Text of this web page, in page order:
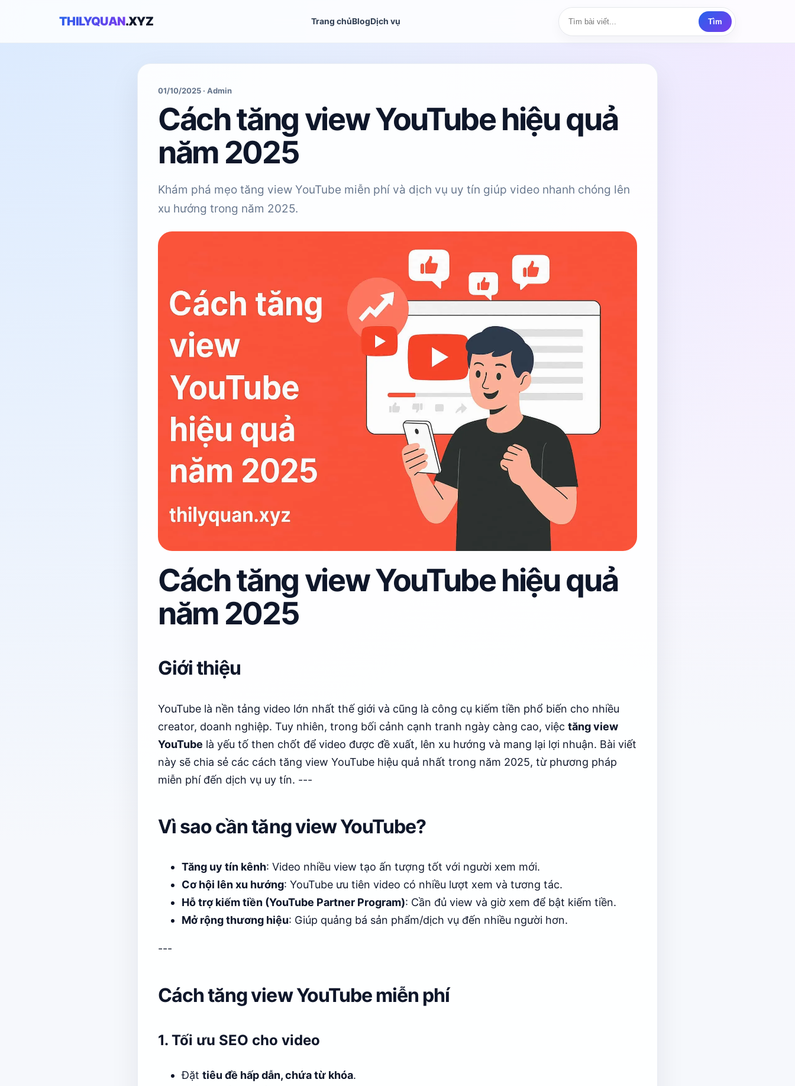
THILYQUAN.XYZ Trang chủBlogDịch vụ Tìm
01/10/2025 · Admin
Cách tăng view YouTube hiệu quả
năm 2025
Khám phá mẹo tăng view YouTube miễn phí và dịch vụ uy tín giúp video nhanh chóng lên
xu hướng trong năm 2025.
Cách tăng view YouTube hiệu quả
năm 2025
Giới thiệu
YouTube là nền tảng video lớn nhất thế giới và cũng là công cụ kiếm tiền phổ biến cho nhiều
creator, doanh nghiệp. Tuy nhiên, trong bối cảnh cạnh tranh ngày càng cao, việc tăng view
YouTube là yếu tố then chốt để video được đề xuất, lên xu hướng và mang lại lợi nhuận. Bài viết
này sẽ chia sẻ các cách tăng view YouTube hiệu quả nhất trong năm 2025, từ phương pháp
miễn phí đến dịch vụ uy tín. ---
Vì sao cần tăng view YouTube?
Tăng uy tín kênh: Video nhiều view tạo ấn tượng tốt với người xem mới.
Cơ hội lên xu hướng: YouTube ưu tiên video có nhiều lượt xem và tương tác.
Hỗ trợ kiếm tiền (YouTube Partner Program): Cần đủ view và giờ xem để bật kiếm tiền.
Mở rộng thương hiệu: Giúp quảng bá sản phẩm/dịch vụ đến nhiều người hơn.
---
Cách tăng view YouTube miễn phí
1. Tối ưu SEO cho video
Đặt tiêu đề hấp dẫn, chứa từ khóa.